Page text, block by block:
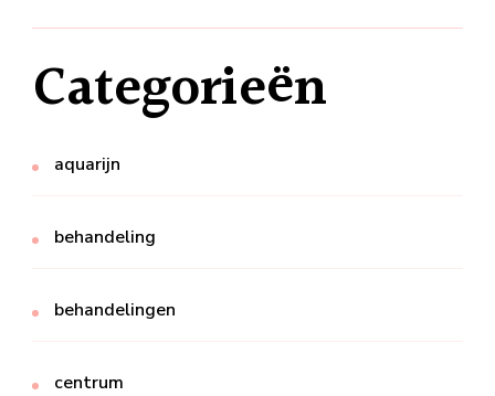
Categorieën
aquarijn
behandeling
behandelingen
centrum